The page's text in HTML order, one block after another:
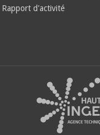
Rapport d'activité